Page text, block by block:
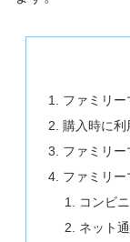
ファミリ
購入時に
ファミリー
ファミリ
コンビニ
ネット